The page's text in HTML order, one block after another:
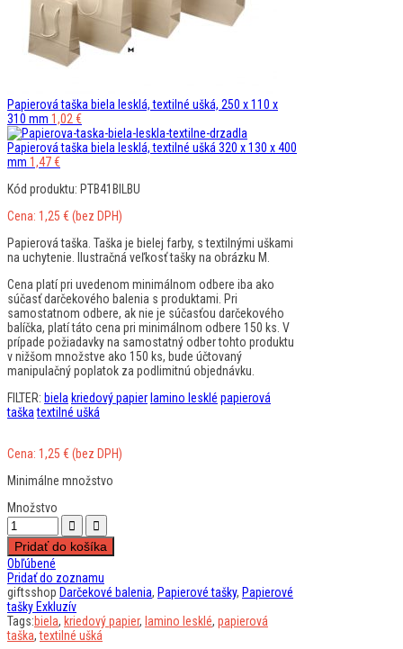
Papierová taška biela lesklá, textilné ušká, 250 x 110 x
310 mm 1,02 €
Papierová taška biela lesklá, textilné ušká 320 x 130 x 400
mm 1,47€
Kód produktu: PTB41BILBU
Cena: 1,25 €(bez DPH)
Papierová taška. Taška je bielej farby, s textilnými uškami
na uchytenie. Ilustračná veľkosť tašky na obrázku M.
Cena platí pri uvedenom minimálnom odbere iba ako
súčasť darčekového balenia s produktami. Pri
samostatnom odbere, ak nie je súčasťou darčekového
balíčka, platí táto cena pri minimálnom odbere 150 ks. V
prípade požiadavky na samostatný odber tohto produktu
v nižšom množstve ako 150 ks, bude účtovaný
manipulačný poplatok za podlimitnú objednávku.
FILTER: biela kriedový papier lamino lesklé papierová
taška textilné ušká
Cena: 1,25 €(bez DPH)
Minimálne množstvo
Množstvo
Pridať do košíka
Obľúbené
Pridať do zoznamu
giftsshop Darčekové balenia, Papierové tašky, Papierové
tašky Exkluzív
Tags:biela, kriedový papier, lamino lesklé, papierová
taška,textilné ušká